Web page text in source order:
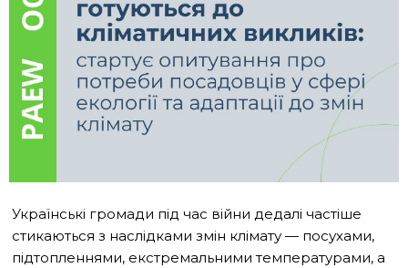
Українські громади під час війни дедалі частіше
стикаються з наслідками змін клімату — посухами,
підтопленнями, екстремальними температурами, а